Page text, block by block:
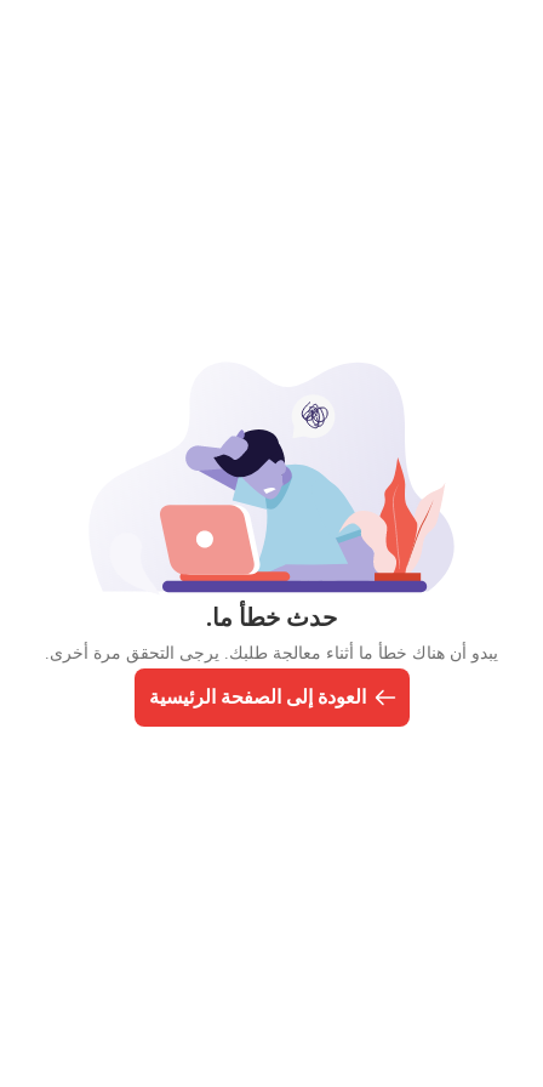
حدث خطأ ما.
يبدو أن هناك خطأ ما أثناء معالجة طلبك. يرجى التحقق مرة أخرى.
العودة إلى الصفحة الرئيسية